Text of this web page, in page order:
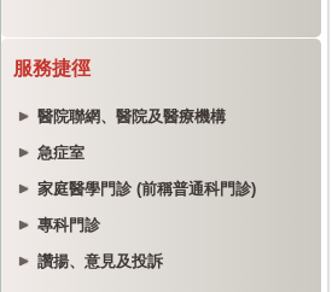
服務捷徑
醫院聯網、醫院及醫療機構
急症室
家庭醫學門診 (前稱普通科門診)
專科門診
讚揚、意見及投訴